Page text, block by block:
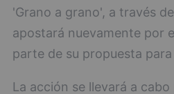
'Grano a grano', a través
apostará nuevamente por
parte de su propuesta para
La acción se llevará a